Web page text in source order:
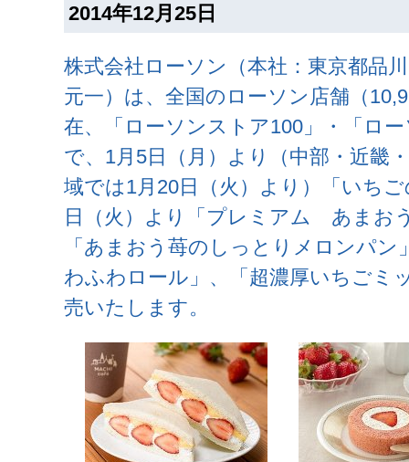
2014年12月25日
株式会社ローソン（本社：東京都品
元一）は、全国のローソン店舗（
在、「ローソンストア100」・「ロ
で、1月5日（月）より（中部・近畿
域では1月20日（火）より）「いち
日（火）より「プレミアム あまお
「あまおう苺のしっとりメロンパ
わふわロール」、「超濃厚いちごミ
売いたします。